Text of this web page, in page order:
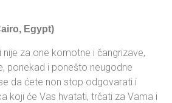
Egypt)
nije za one komotne i čangrizave,
ponekad i ponešto neugodne
da ćete non stop odgovarati i
koji će Vas hvatati, trčati za Vama i